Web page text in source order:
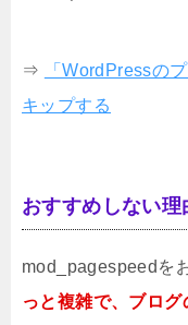
⇒
「WordPressの
キップする
おすすめしない理
mod_pagespeedを
っと複雑で、ブログ